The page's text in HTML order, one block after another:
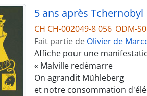
5 ans après Tchernobyl
CH CH-002049-8 056_ODM-
Fait partie de Olivier de
Affiche pour une
« Malville redémarre
On agrandit Mühleberg
et notre consommation